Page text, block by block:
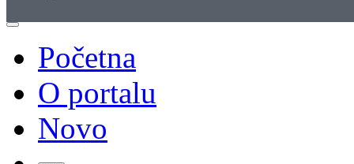
Početna
O portalu
Novo